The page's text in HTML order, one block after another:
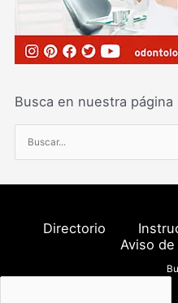
Busca en nuestra página
u
s
o
Directorio
Aviso